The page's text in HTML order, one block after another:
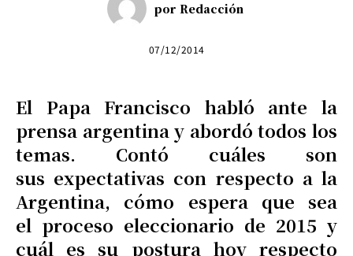
por Redacción
07/12/2014
El Papa Francisco habló ante la
prensa argentina y abordó todos los
temas. Contó cuáles son
sus expectativas con respecto a la
Argentina, cómo espera que sea
el proceso eleccionario de 2015 y
cuál es su postura hoy respecto